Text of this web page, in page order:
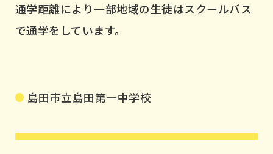
通学距離により一部地域の生徒はスクールバス
で通学をしています。
島田市立島田第一中学校